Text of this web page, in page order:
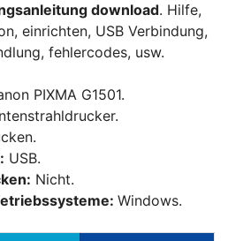
download. Hilfe,
einrichten, USB Verbindung,
fehlercodes, usw.
PIXMA G1501.
USB.
Nicht.
Windows.